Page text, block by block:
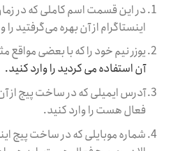
در این قسمت اسم کاملی که در
اینستاگرام از آن بهره می‌گرفتید را
یوزر نیم خود را که با بعضی مواقع
آن استفاده می کردید را وارد کنید.
آدرس ایمیلی که در ساخت پیج از
فعال هست را وارد کنید.
شماره موبایلی که در ساخت پیج